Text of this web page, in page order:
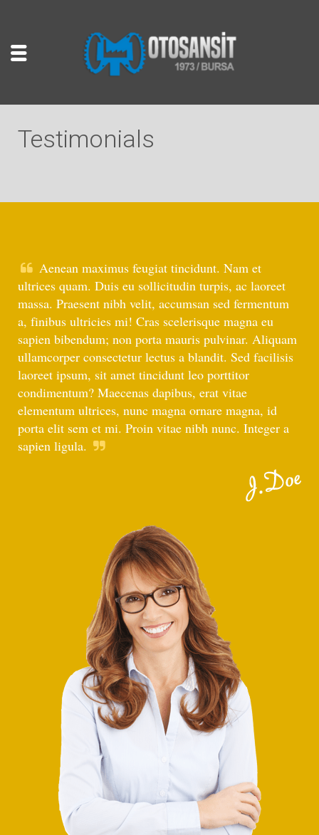
Testimonials
Aenean maximus feugiat tincidunt. Nam et
ultrices quam. Duis eu sollicitudin turpis, ac laoreet
massa. Praesent nibh velit, accumsan sed fermentum
a, finibus ultricies mi! Cras scelerisque magna eu
sapien bibendum; non porta mauris pulvinar. Aliquam
ullamcorper consectetur lectus a blandit. Sed facilisis
laoreet ipsum, sit amet tincidunt leo porttitor
condimentum? Maecenas dapibus, erat vitae
elementum ultrices, nunc magna ornare magna, id
porta elit sem et mi. Proin vitae nibh nunc. Integer a
sapien ligula.